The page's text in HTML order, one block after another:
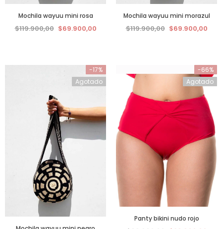
Mochila wayuu mini rosa
$119.900,00 $69.900,00
Mochila wayuu mini morazul
$119.900,00 $69.900,00
-17%
Agotado
-66%
Agotado
Panty bikini nudo rojo